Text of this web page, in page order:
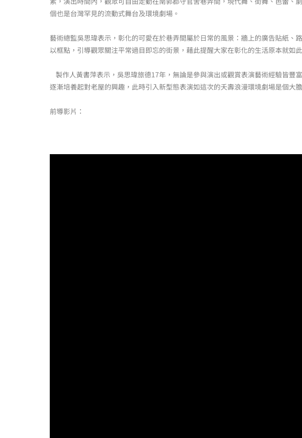
個也是台灣罕見的流動式舞台及環境劇場。
藝術總監吳思瑋表示，彰化的可愛在於巷弄間屬於日常的風景：牆上的廣告貼紙
以框點，引導觀眾關注平常過目即忘的街景，藉此提醒大家在彰化的生活原本就如
製作人黃書萍表示，吳思瑋旅德17年，無論是參與演出或觀賞表演藝術經驗皆
逐漸培養起對老屋的興趣，此時引入新型態表演如這次的夭壽浪漫環境劇場是個
前導影片：